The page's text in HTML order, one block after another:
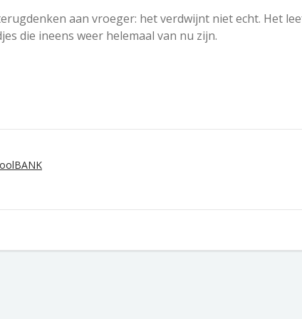
aan vroeger: het verdwijnt niet echt. Het
die ineens weer helemaal van nu zijn.